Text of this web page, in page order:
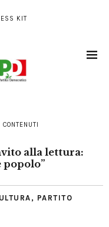
KIT
alla lettura:
popolo”
, PARTITO